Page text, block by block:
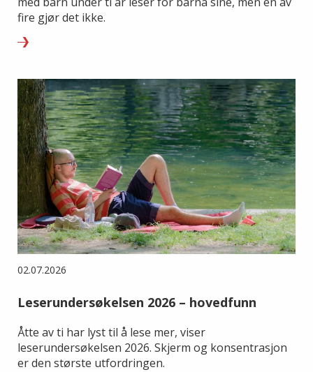
fire gjør det ikke.
02.07.2026
Leserundersøkelsen 2026 – hovedfunn
Åtte av ti har lyst til å lese mer, viser
leserundersøkelsen 2026. Skjerm og konsentrasjon
er den største utfordringen.